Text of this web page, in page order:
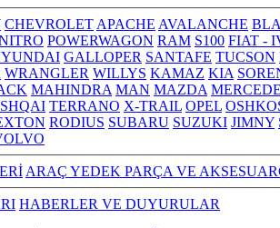
CHEVROLET APACHE AVALANCHE
POWERWAGON RAM S100 FIAT -
GALLOPER SANTAFE TUCSON
WRANGLER WILLYS KAMAZ KIA
MAHINDRA MAN MAZDA
TERRANO X-TRAIL OPEL
RODIUS SUBARU SUZUKI JIMNY
ARAÇ YEDEK PARÇA VE
HABERLER VE DUYURULAR